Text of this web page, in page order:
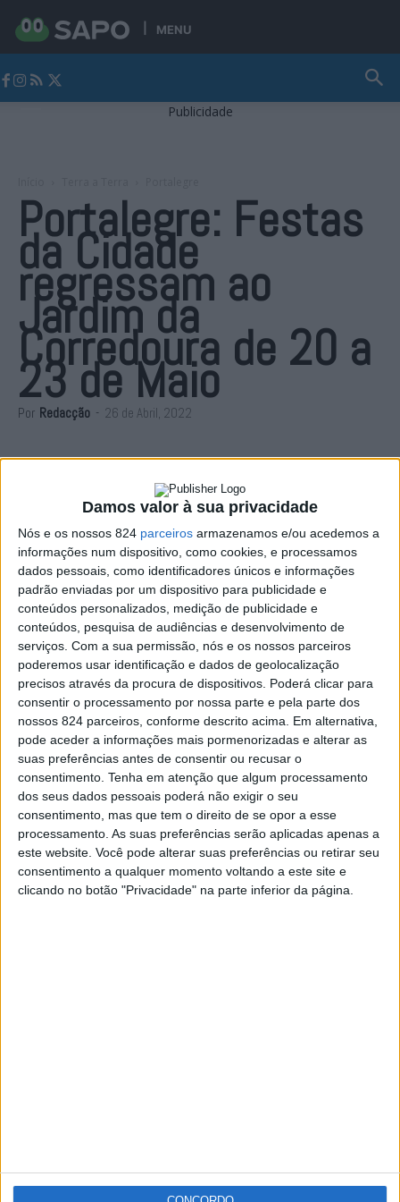
Damos valor à sua privacidade
Nós e os nossos 824 parceiros armazenamos e/ou acedemos a
informações num dispositivo, como cookies, e processamos
dados pessoais, como identificadores únicos e informações
padrão enviadas por um dispositivo para publicidade e
conteúdos personalizados, medição de publicidade e
conteúdos, pesquisa de audiências e desenvolvimento de
serviços. Com a sua permissão, nós e os nossos parceiros
poderemos usar identificação e dados de geolocalização
precisos através da procura de dispositivos. Poderá clicar para
consentir o processamento por nossa parte e pela parte dos
nossos 824 parceiros, conforme descrito acima. Em alternativa,
pode aceder a informações mais pormenorizadas e alterar as
suas preferências antes de consentir ou recusar o
consentimento. Tenha em atenção que algum processamento
dos seus dados pessoais poderá não exigir o seu
consentimento, mas que tem o direito de se opor a esse
processamento. As suas preferências serão aplicadas apenas a
este website. Você pode alterar suas preferências ou retirar seu
consentimento a qualquer momento voltando a este site e
clicando no botão "Privacidade" na parte inferior da página.
MENU
Publicidade
Portalegre: Festas
da Cidade
regressam ao
Jardim da
Corredoura de 20 a
23 de Maio
Por Redacção - 26 de Abril, 2022
As Festas da Cidade de Portalegre 2022 voltam a
realizar-se entre 20 a 23 de Maio.
Após dois anos de interregno, «volta assim a cumprir-se
a tradição de comemorar o 472º aniversário da elevação
de Portalegre a cidade, num fim-de-semana festivo em
que não faltarão actividades culturais, desportivas e de